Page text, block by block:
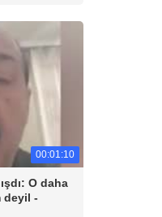
00:01:10
O daha
deyil -